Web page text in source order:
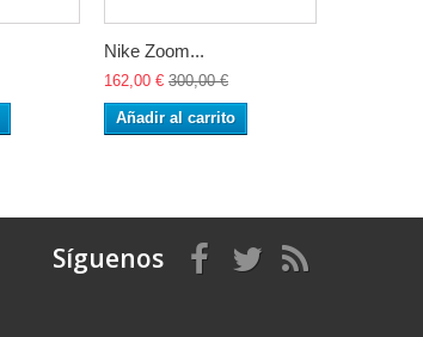
Nike Zoom...
162,00 € 300,00 €
Añadir al carrito
Síguenos